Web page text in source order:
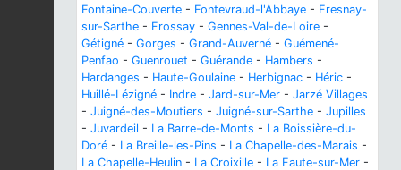
Fontaine-Couverte - Fontevraud-l'Abbaye - Fresnay-
sur-Sarthe - Frossay - Gennes-Val-de-Loire -
Gétigné - Gorges - Grand-Auverné - Guémené-
Penfao - Guenrouet - Guérande - Hambers -
Hardanges - Haute-Goulaine - Herbignac - Héric -
Huillé-Lézigné - Indre - Jard-sur-Mer - Jarzé Villages
- Juigné-des-Moutiers - Juigné-sur-Sarthe - Jupilles
- Juvardeil - La Barre-de-Monts - La Boissière-du-
Doré - La Breille-les-Pins - La Chapelle-des-Marais -
La Chapelle-Heulin - La Croixille - La Faute-sur-Mer -